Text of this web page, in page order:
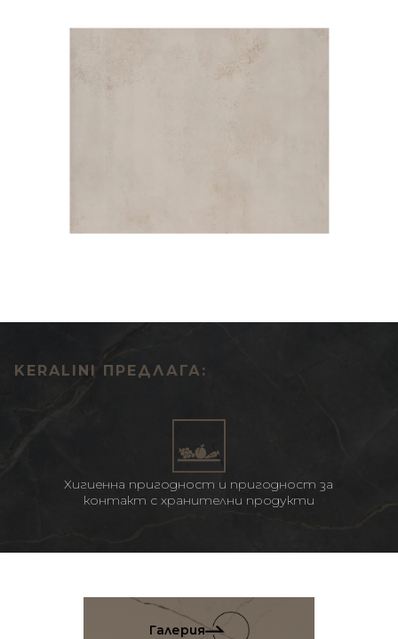
KERALINI ПРЕДЛАГА:
Хигиенна пригодност и пригодност за
контакт с хранителни продукти
Галерия